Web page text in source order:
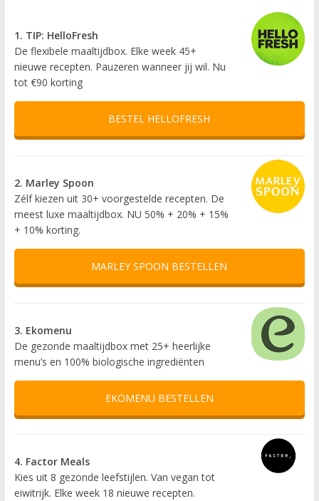
1. TIP: HelloFresh
De flexibele maaltijdbox. Elke week 45+
nieuwe recepten. Pauzeren wanneer jij wil. Nu
tot €90 korting
BESTEL HELLOFRESH
2. Marley Spoon
Zélf kiezen uit 30+ voorgestelde recepten. De
meest luxe maaltijdbox. NU 50% + 20% + 15%
+ 10% korting.
MARLEY SPOON BESTELLEN
3. Ekomenu
De gezonde maaltijdbox met 25+ heerlijke
menu’s en 100% biologische ingrediënten
EKOMENU BESTELLEN
4. Factor Meals
Kies uit 8 gezonde leefstijlen. Van vegan tot
eiwitrijk. Elke week 18 nieuwe recepten.